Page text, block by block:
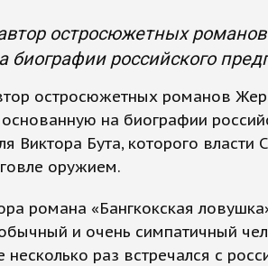
остросюжетных
биографии российского
остросюжетных романов
основанную на биографии
Виктора Бута, которого
оружием.
романа «Бангкокская
и очень симпатичный
несколько раз встречался с